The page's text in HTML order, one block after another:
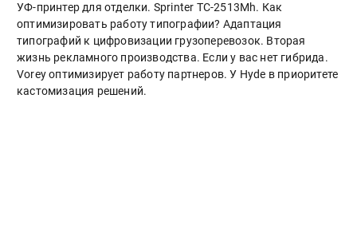
УФ-принтер для отделки. Sprinter ТС-2513Mh. Как
оптимизировать работу типографии? Адаптация
типографий к цифровизации грузоперевозок. Вторая
жизнь рекламного производства. Если у вас нет гибрида.
Vorey оптимизирует работу партнеров. У Hyde в приоритете
кастомизация решений.